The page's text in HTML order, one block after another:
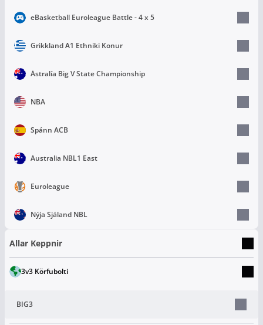
eBasketball Euroleague Battle - 4 x 5
Grikkland A1 Ethniki Konur
Ástralía Big V State Championship
NBA
Spánn ACB
Australia NBL1 East
Euroleague
Nýja Sjáland NBL
Allar Keppnir
3v3 Körfubolti
BIG3